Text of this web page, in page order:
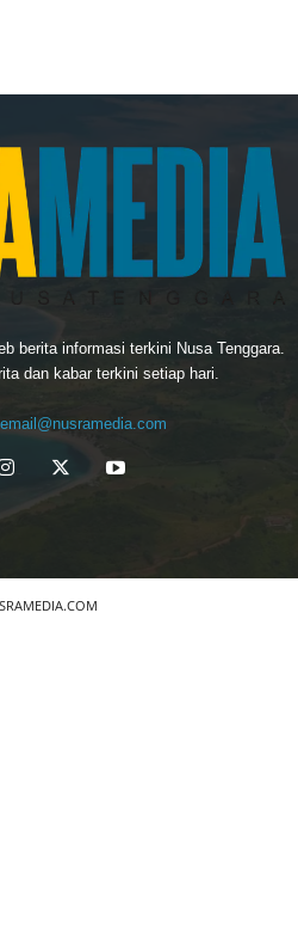
berita informasi terkini Nusa Tenggara.
dan kabar terkini setiap hari.
email@nusramedia.com